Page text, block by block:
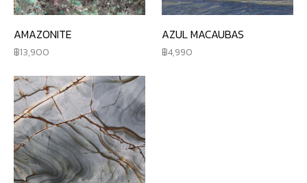
AMAZONITE
13,900
AZUL MACAUBAS
4,990